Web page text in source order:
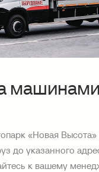
«Новая
до указанного
к вашему